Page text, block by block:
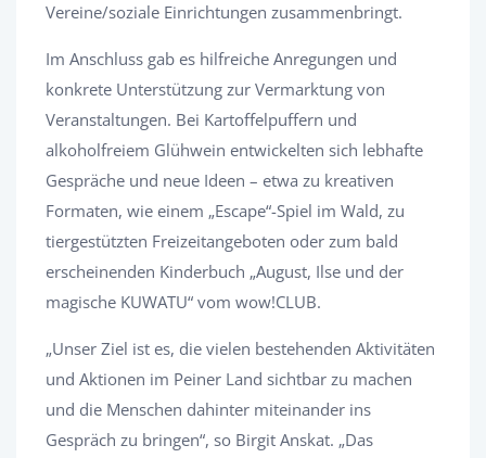
Vereine/soziale Einrichtungen zusammenbringt.
Im Anschluss gab es hilfreiche Anregungen und
konkrete Unterstützung zur Vermarktung von
Veranstaltungen. Bei Kartoffelpuffern und
alkoholfreiem Glühwein entwickelten sich lebhafte
Gespräche und neue Ideen – etwa zu kreativen
Formaten, wie einem „Escape“-Spiel im Wald, zu
tiergestützten Freizeitangeboten oder zum bald
erscheinenden Kinderbuch „August, Ilse und der
magische KUWATU“ vom wow!CLUB.
„Unser Ziel ist es, die vielen bestehenden Aktivitäten
und Aktionen im Peiner Land sichtbar zu machen
und die Menschen dahinter miteinander ins
Gespräch zu bringen“, so Birgit Anskat. „Das